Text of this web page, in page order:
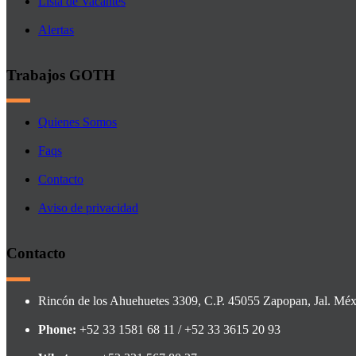
Alertas
Trabajos GOTH
Quienes Somos
Faqs
Contacto
Aviso de privacidad
Contacto
Rincón de los Ahuehuetes 3309, C.P. 45055 Zapopan, Jal.
Phone: +52 33 1581 68 11 / +52 33 3615 20 93